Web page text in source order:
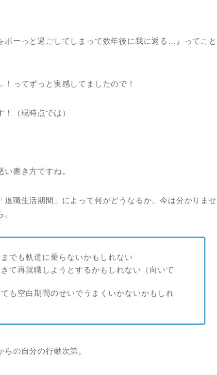
ボーっと過ごしてしまって数年後に我に返る…』ってこと
ってずっと実感してましたので！
（現時点では）
い書き方ですね。
退職生活期間」によって何がどうなるか、今は分かりませ
でも軌道に乗らないかもしれない
て再就職しようとするかもしれない（向いて
も空白期間のせいでうまくいかないかもしれ
の自分の行動次第。